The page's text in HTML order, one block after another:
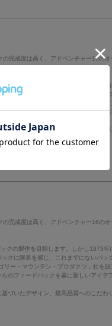
成度は高く、アドベンチャー16の
の製作を目指します。しかし1973
に限界を感じ、これまでにないパ
ー・マウンテン・プロダクツ」社
フィードバックを基に新しいアイデ
いたデザイン、最高品質へのこだ
成度は高く、アドベンチャー16の
の製作を目指します。しかし1973
に限界を感じ、これまでにないパ
ー・マウンテン・プロダクツ」社
フィードバックを基に新しいアイデ
いたデザイン、最高品質へのこだ